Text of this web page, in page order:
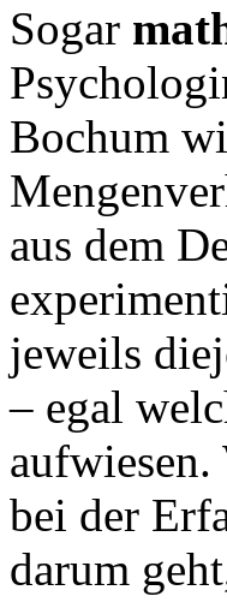
Sogar
Bochum
aus dem
jeweils
– egal
bei der
darum